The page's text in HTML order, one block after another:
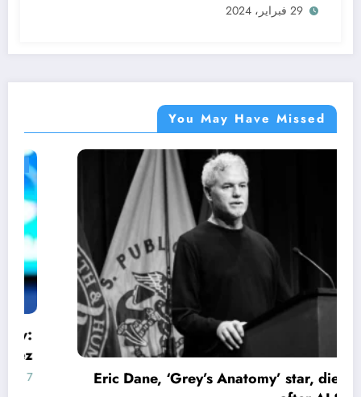
29 فبراير، 2024
You May Have Missed
Eric Dane, ‘Grey’s Anatomy’ star, dies at 53